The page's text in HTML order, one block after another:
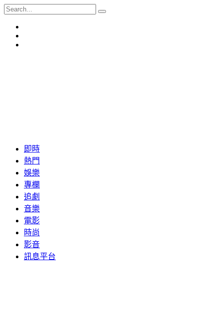
即時
熱門
娛樂
專欄
追劇
音樂
電影
時尚
影音
訊息平台